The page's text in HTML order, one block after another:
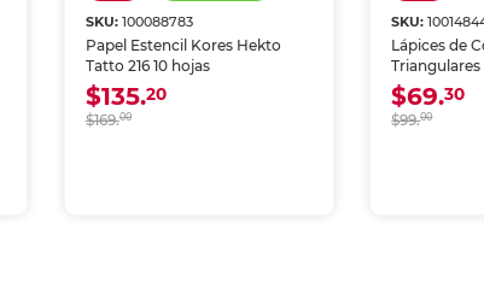
SKU: 100088783
Papel Estencil Kores Hekto
Tatto 216 10 hojas
$135.20
$169.00
SKU:
Lápices de
Triangulares
12 piezas
$69.30
$99.00